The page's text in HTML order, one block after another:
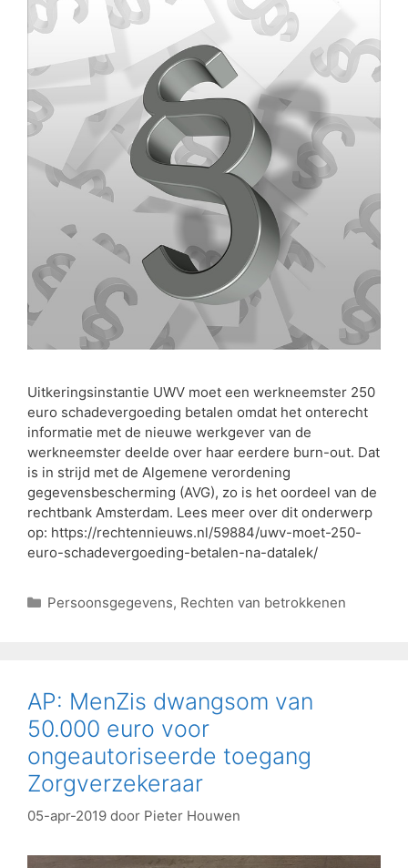
Uitkeringsinstantie UWV moet een werkneemster 250
euro schadevergoeding betalen omdat het onterecht
informatie met de nieuwe werkgever van de
werkneemster deelde over haar eerdere burn-out. Dat
is in strijd met de Algemene verordening
gegevensbescherming (AVG), zo is het oordeel van de
rechtbank Amsterdam. Lees meer over dit onderwerp
op: https://rechtennieuws.nl/59884/uwv-moet-250-
euro-schadevergoeding-betalen-na-datalek/
Persoonsgegevens, Rechten van betrokkenen
AP: MenZis dwangsom van
50.000 euro voor
ongeautoriseerde toegang
Zorgverzekeraar
05-apr-2019 door Pieter Houwen